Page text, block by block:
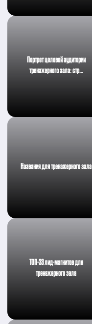
Портрет целевой аудитории
тренажерного зала: стр…
Названия для тренажерного зала
ТОП-33 лид-магнитов для
тренажерного зала